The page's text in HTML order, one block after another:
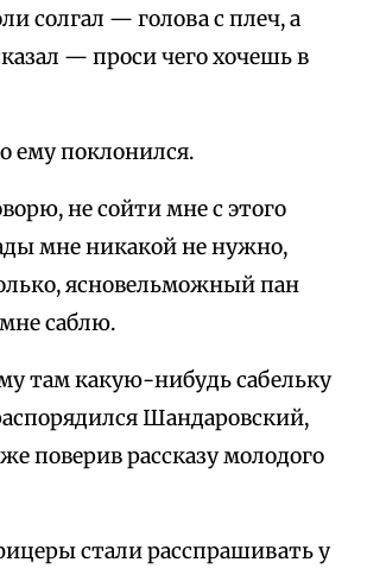
солгал — голова с плеч, а
— проси чего хочешь в
ему поклонился.
не сойти мне с этого
мне никакой не нужно,
ясновельможный пан
саблю.
там какую-нибудь сабельку
Шандаровский,
поверив рассказу молодого
стали расспрашивать у